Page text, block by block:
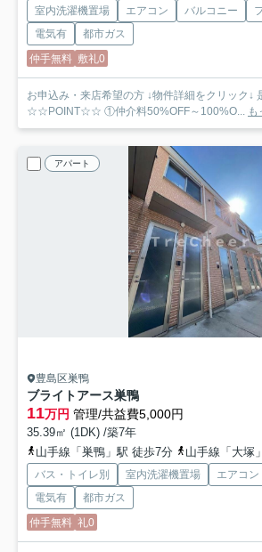
室内洗濯機置場 エアコン バルコニー
電気有
都市ガス
仲手無料 敷礼0
お申込み・来店希望の方 ↓物件詳細をクリック↓
☆☆POINT☆☆ ①仲介料50%OFF～100%O... も
アパート
豊島区巣鴨
ブライトアース巣鴨
11万円 管理/共益費5,000円
35.39㎡ (1DK) /築7年
山手線「巣鴨」駅 徒歩7分
山手線「大塚
バス・トイレ別 室内洗濯機置場 エアコン
電気有
都市ガス
仲手無料 礼0